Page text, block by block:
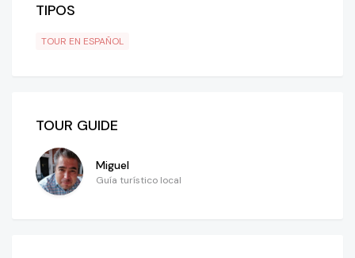
TIPOS
TOUR EN ESPAÑOL
TOUR GUIDE
Miguel
Guía turístico local